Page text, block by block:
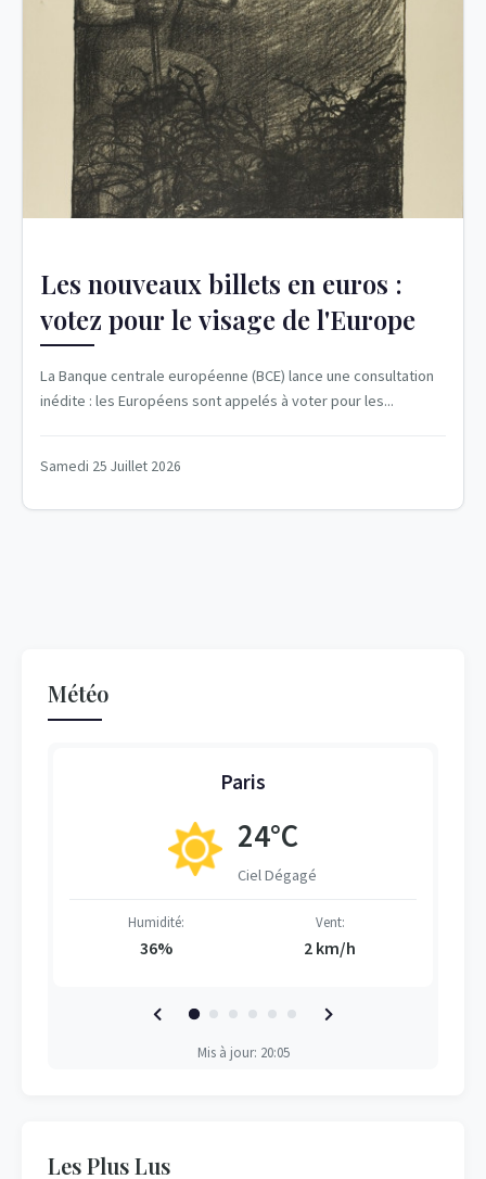
Les nouveaux billets en euros :
votez pour le visage de l'Europe
La Banque centrale européenne (BCE) lance une consultation
inédite : les Européens sont appelés à voter pour les...
Samedi 25 Juillet 2026
Météo
Paris
24°C
Ciel Dégagé
Humidité:
36%
Vent:
2 km/h
Mis à jour: 20:05
Les Plus Lus